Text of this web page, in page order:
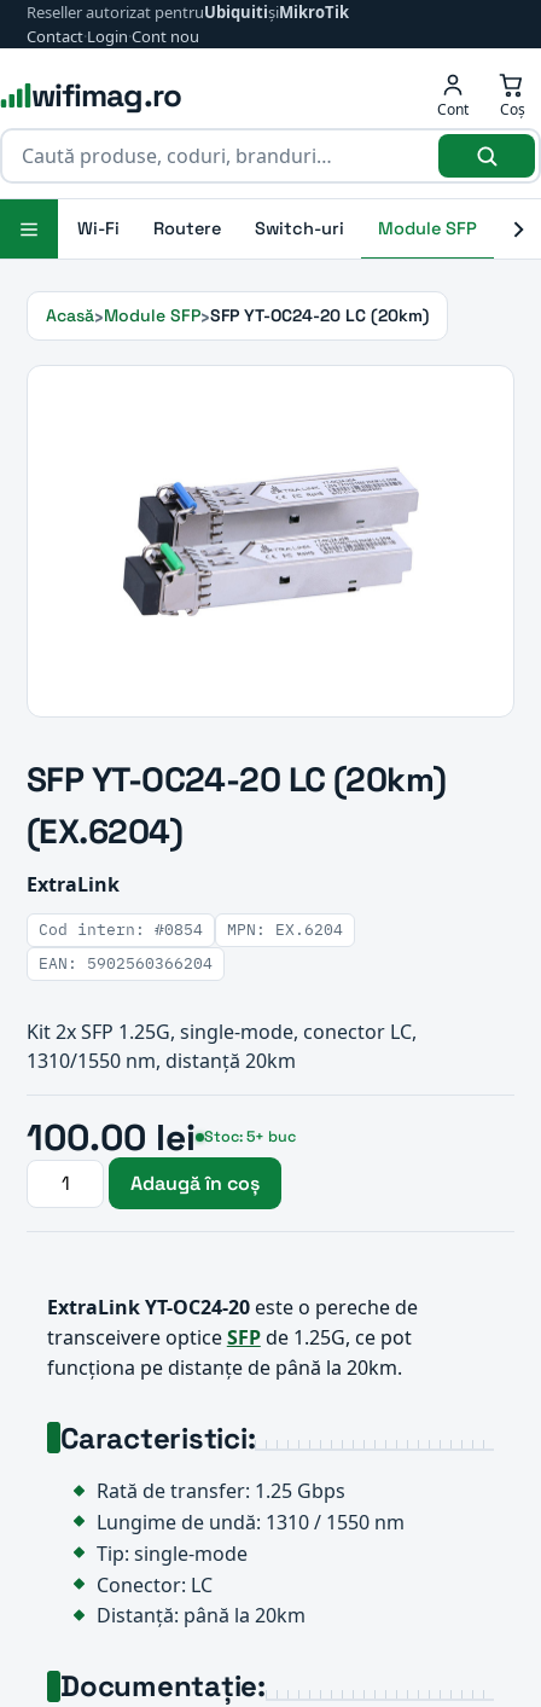
Reseller autorizat pentruUbiquitișiMikroTik
Contact·Login·Cont nou
wifimag.ro Cont Coș
Wi-Fi Routere Switch-uri Module SFP
Acasă Module SFP SFP YT-OC24-20 LC (20km)
SFP YT-OC24-20 LC (20km)
(EX.6204)
ExtraLink
Cod intern: #0854
MPN: EX.6204
EAN: 5902560366204
Kit 2x SFP 1.25G, single-mode, conector LC,
1310/1550 nm, distanță 20km
100.00 lei Stoc: 5+ buc
Adaugă în coș
ExtraLink YT-OC24-20este o pereche de
transceivere opticeSFPde 1.25G, ce pot
funcționa pe distanțe de până la 20km.
Caracteristici:
Rată de transfer: 1.25 Gbps
Lungime de undă: 1310 / 1550 nm
Tip: single-mode
Conector: LC
Distanță: până la 20km
Documentație: